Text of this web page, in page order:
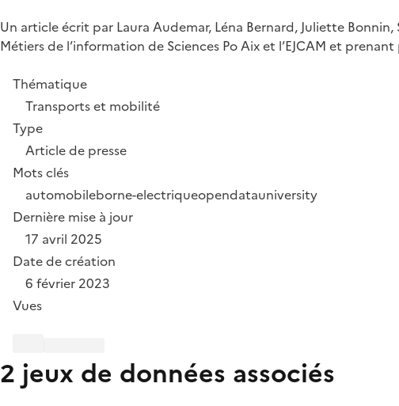
Un article écrit par Laura Audemar, Léna Bernard, Juliette
Métiers de l’information de Sciences Po Aix et l’EJCAM et
Thématique
Transports et mobilité
Type
Article de presse
Mots clés
automobileborne-electriqueopendatauniversity
Dernière mise à jour
17 avril 2025
Date de création
6 février 2023
Vues
2 jeux de données associés